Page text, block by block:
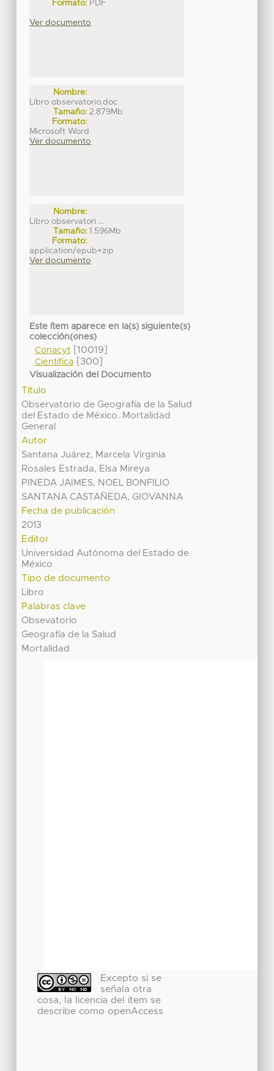
Formato: PDF
Ver documento
Nombre:
Libro observatorio.doc
Tamaño: 2.879Mb
Formato:
Microsoft Word
Ver documento
Nombre:
Libro observatori ...
Tamaño: 1.596Mb
Formato:
application/epub+zip
Ver documento
Este ítem aparece en la(s) siguiente(s)
colección(ones)
Conacyt[10019]
Científica[300]
Visualización del Documento
Título
Observatorio de Geografía de la Salud
del Estado de México. Mortalidad
General
Autor
Santana Juárez, Marcela Virginia
Rosales Estrada, Elsa Mireya
PINEDA JAIMES, NOEL BONFILIO
SANTANA CASTAÑEDA, GIOVANNA
Fecha de publicación
2013
Editor
Universidad Autónoma del Estado de
México
Tipo de documento
Libro
Palabras clave
Obsevatorio
Geografía de la Salud
Mortalidad
Excepto si se
señala otra
cosa, la licencia del ítem se
describe como openAccess